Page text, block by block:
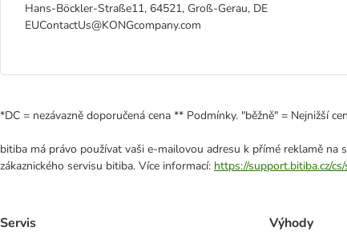
Hans-Böckler-Straße11, 64521, Groß-Gerau, DE
EUContactUs@KONGcompany.com
*DC = nezávazně doporučená cena ** Podmínky. "běžně" = Nejnižší
bitiba má právo používat vaši e-mailovou adresu k přímé reklamě
zákaznického servisu bitiba. Více informací: https://support.bitiba.cz/
Servis Výhody